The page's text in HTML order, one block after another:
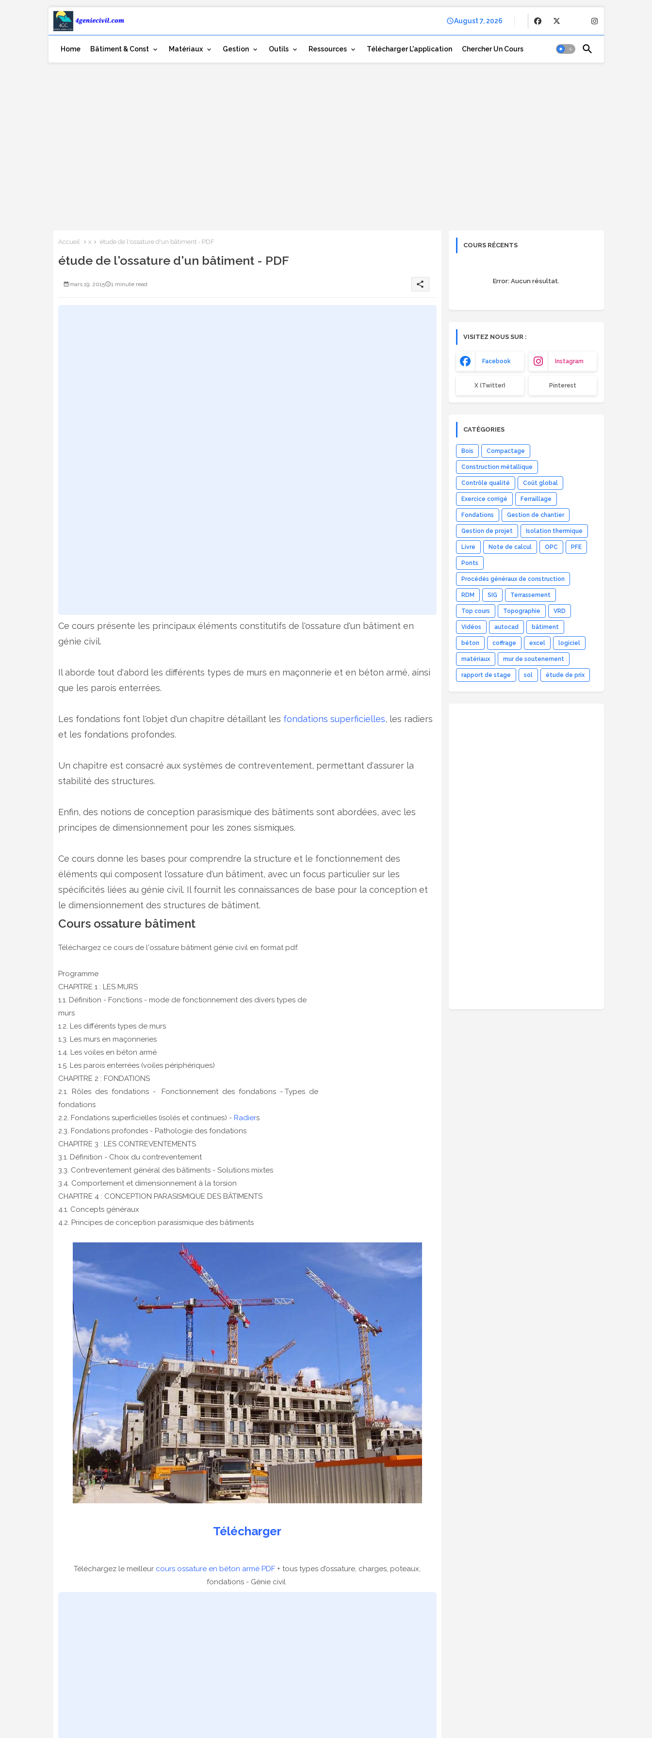
August 7, 2026
Home Bâtiment & Const Matériaux Gestion Outils Ressources Télécharger L'application Chercher Un Cours
Accueil x étude de l'ossature d'un bâtiment - PDF
étude de l'ossature d'un bâtiment - PDF
mars 19, 2015 1 minute read share
Ce cours présente les principaux éléments constitutifs de l'ossature d'un bâtiment en
génie civil.
Il aborde tout d'abord les différents types de murs en maçonnerie et en béton armé, ainsi
que les parois enterrées.
Les fondations font l'objet d'un chapitre détaillant les fondations superficielles, les radiers
et les fondations profondes.
Un chapitre est consacré aux systèmes de contreventement, permettant d'assurer la
stabilité des structures.
Enfin, des notions de conception parasismique des bâtiments sont abordées, avec les
principes de dimensionnement pour les zones sismiques.
Ce cours donne les bases pour comprendre la structure et le fonctionnement des
éléments qui composent l'ossature d'un bâtiment, avec un focus particulier sur les
spécificités liées au génie civil. Il fournit les connaissances de base pour la conception et
le dimensionnement des structures de bâtiment.
Cours ossature bâtiment
Téléchargez ce cours de l'ossature bâtiment génie civil en format pdf.
Programme
CHAPITRE 1 : LES MURS
1.1. Définition - Fonctions - mode de fonctionnement des divers types de
murs
1.2. Les différents types de murs
1.3. Les murs en maçonneries
1.4. Les voiles en béton armé
1.5. Les parois enterrées (voiles périphériques)
CHAPITRE 2 : FONDATIONS
2.1. Rôles des fondations - Fonctionnement des fondations - Types de
fondations
2.2. Fondations superficielles (isolés et continues) - Radiers
2.3. Fondations profondes - Pathologie des fondations
CHAPITRE 3 : LES CONTREVENTEMENTS
3.1. Définition - Choix du contreventement
3.3. Contreventement général des bâtiments - Solutions mixtes
3.4. Comportement et dimensionnement à la torsion
CHAPITRE 4 : CONCEPTION PARASISMIQUE DES BÂTIMENTS
4.1. Concepts généraux
4.2. Principes de conception parasismique des bâtiments
Télécharger
Téléchargez le meilleur cours ossature en béton armé PDF + tous types d’ossature, charges, poteaux,
fondations - Génie civil
COURS RÉCENTS
Error: Aucun résultat.
VISITEZ NOUS SUR :
Facebook Instagram
X (Twitter) Pinterest
CATÉGORIES
Bois Compactage
Construction métallique
Contrôle qualité Coût global
Exercice corrigé Ferraillage
Fondations Gestion de chantier
Gestion de projet Isolation thermique
Livre Note de calcul OPC PFE
Ponts
Procédés généraux de construction
RDM SIG Terrassement
Top cours Topographie VRD
Vidéos autocad bâtiment
béton coffrage excel logiciel
matériaux mur de soutenement
rapport de stage sol étude de prix